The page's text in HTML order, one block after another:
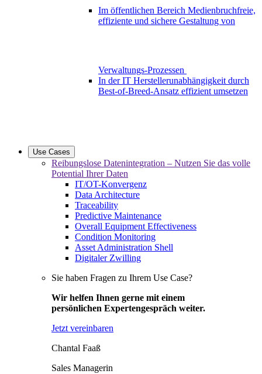
Im öffentlichen Bereich Medienbruchfreie,
effiziente und sichere Gestaltung von
Verwaltungs-Prozessen
In der IT Herstellerunabhängigkeit durch
Best-of-Breed-Ansatz effizient umsetzen
Use Cases
Reibungslose Datenintegration – Nutzen Sie das volle
Potential Ihrer Daten
IT/OT-Konvergenz
Data Architecture
Traceability
Predictive Maintenance
Overall Equipment Effectiveness
Condition Monitoring
Asset Administration Shell
Digitaler Zwilling
Sie haben Fragen zu Ihrem Use Case?
Wir helfen Ihnen gerne mit einem
persönlichen Expertengespräch weiter.
Jetzt vereinbaren
Chantal Faaß
Sales Managerin